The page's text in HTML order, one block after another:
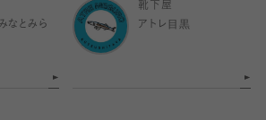
なとみら
靴下屋
アトレ目黒